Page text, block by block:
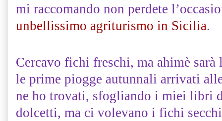
mi raccomando non perdete
unbellissimo agriturismo in Sicilia.
Cercavo fichi freschi, ma ahimè
le prime piogge autunnali arrivati
ne ho trovati, sfogliando i miei libri
dolcetti, ma ci volevano i fichi